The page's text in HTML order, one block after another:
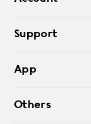
アクセサリー
オンラインショップ
ログアウト
Support
よくあるご質問
お問い合わせ
App
Others